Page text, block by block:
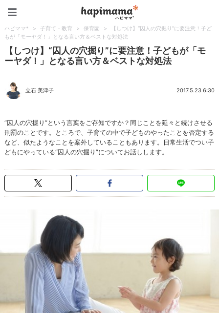
ハピママ* > 子育て・教育 > 保育園 >
【しつけ】“囚人の穴掘り”に要注意！子ど
もが「モーヤダ！」となる言い方＆ベストな対処法
【しつけ】“囚人の穴掘り”に要注意！子どもが「モ
ーヤダ！」となる言い方＆ベストな対処法
立石 美津子 2017.5.23 6:30
“囚人の穴掘り”という言葉をご存知ですか？同じことを延々と続けさせる
刑罰のことです。ところで、子育ての中で子どものやったことを否定する
など、似たようなことを案外していることもあります。日常生活でつい子
どもにやっている“囚人の穴掘り”についてお話しします。